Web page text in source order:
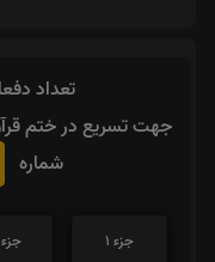
تعداد
جهت تسریع در ختم
شماره
جزء 1
جزء 2